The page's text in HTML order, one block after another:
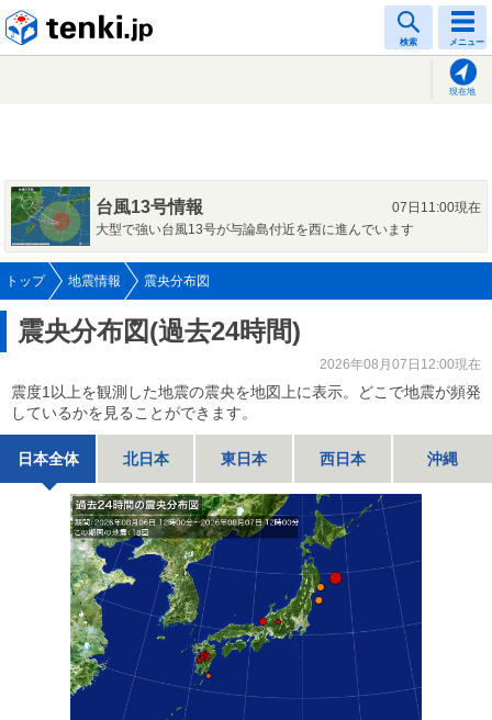
検索 メニュー
現在地
台風13号情報
07日11:00現在
大型で強い台風13号が与論島付近を西に進んでいます
トップ 地震情報 震央分布図
震央分布図(過去24時間)
2026年08月07日12:00現在
震度1以上を観測した地震の震央を地図上に表示。どこで地震が頻発
しているかを見ることができます。
日本全体 北日本 東日本 西日本 沖縄